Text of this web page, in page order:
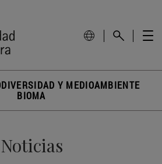
Y MEDIOAMBIENTE
BIOMA
Noticias